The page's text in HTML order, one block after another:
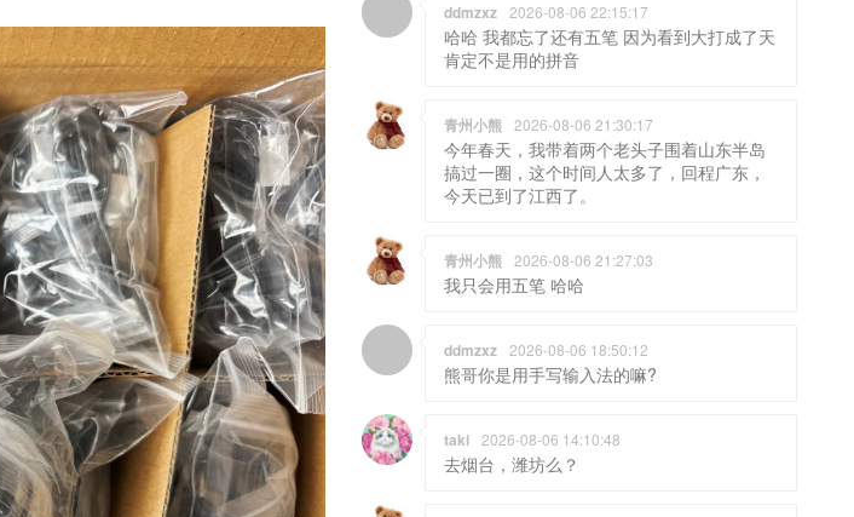
ddmzxz 2026-08-06 22:15:17
哈哈 我都忘了还有五笔 因为看到大打成了天
肯定不是用的拼音
青州小熊 2026-08-06 21:30:17
今年春天，我带着两个老头子围着山东半岛
搞过一圈，这个时间人太多了，回程广东，
今天已到了江西了。
青州小熊 2026-08-06 21:27:03
我只会用五笔 哈哈
ddmzxz 2026-08-06 18:50:12
熊哥你是用手写输入法的嘛?
taki 2026-08-06 14:10:48
去烟台，潍坊么？